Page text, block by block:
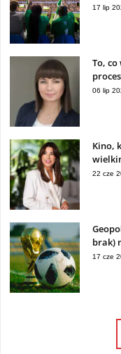
17 lip
To, co
06 lip
Kino,
22 cze
brak)
17 cze